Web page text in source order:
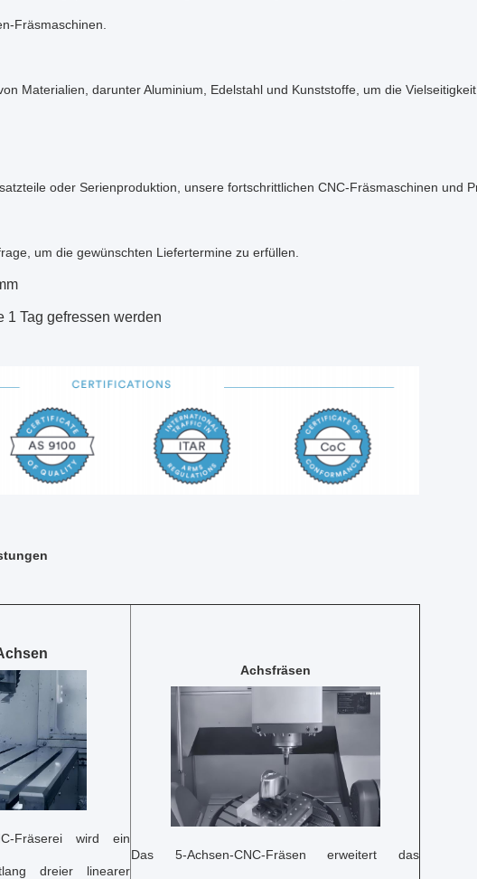
Fräsmaschinen.
Materialien, darunter Aluminium, Edelstahl und Kunststoffe, um die
oder Serienproduktion, unsere fortschrittlichen CNC-Fräsmaschinen und
um die gewünschten Liefertermine zu erfüllen.
1 Tag gefressen werden
Fräserei wird ein
dreier linearer
Achsfräsen
Das 5-Achsen-CNC-Fräsen erweitert das